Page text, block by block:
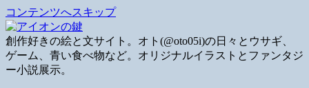
コンテンツへスキップ
創作好きの絵と文サイト。オト(@oto05i)の日々とウサギ、
ゲーム、青い食べ物など。オリジナルイラストとファンタジ
ー小説展示。